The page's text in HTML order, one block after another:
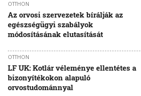
OTTHON
Az orvosi szervezetek bírálják az
egészségügyi szabályok
módosításának elutasítását
OTTHON
LF UK: Kotlár véleménye ellentétes a
bizonyítékokon alapuló
orvostudománnyal